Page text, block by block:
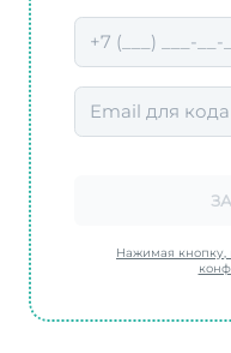
Нажимая кнопку,